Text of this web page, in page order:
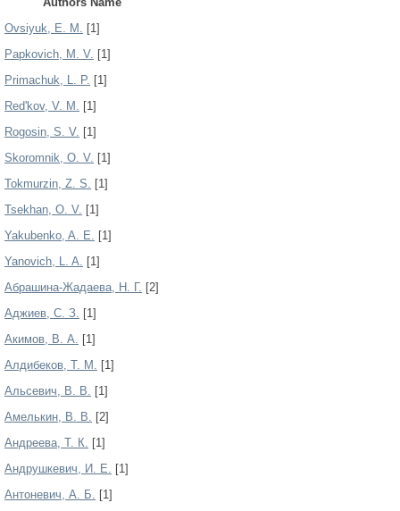
Ovsiyuk, E. M. [1]
Papkovich, M. V. [1]
Primachuk, L. P. [1]
Red'kov, V. M. [1]
Rogosin, S. V. [1]
Skoromnik, O. V. [1]
Tokmurzin, Z. S. [1]
Tsekhan, O. V. [1]
Yakubenko, A. E. [1]
Yanovich, L. A. [1]
Абрашина-Жадаева, Н. Г. [2]
Аджиев, С. З. [1]
Акимов, В. А. [1]
Алдибеков, Т. М. [1]
Альсевич, В. В. [1]
Амелькин, В. В. [2]
Андреева, Т. К. [1]
Андрушкевич, И. Е. [1]
Антоневич, А. Б. [1]